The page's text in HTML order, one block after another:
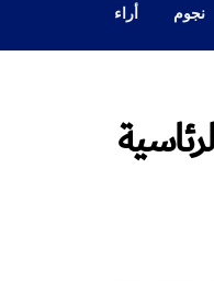
نجوم أراء